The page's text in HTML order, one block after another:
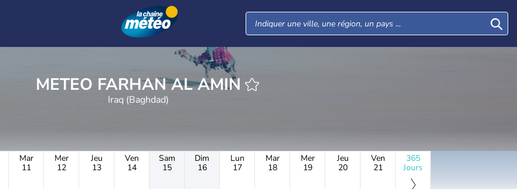
METEO FARHAN AL AMIN
Iraq (Baghdad)
Mar
11
Mer
12
Jeu
13
Ven
14
Sam
15
Dim
16
Lun
17
Mar
18
Mer
19
Jeu
20
Ven
21
365
Jours